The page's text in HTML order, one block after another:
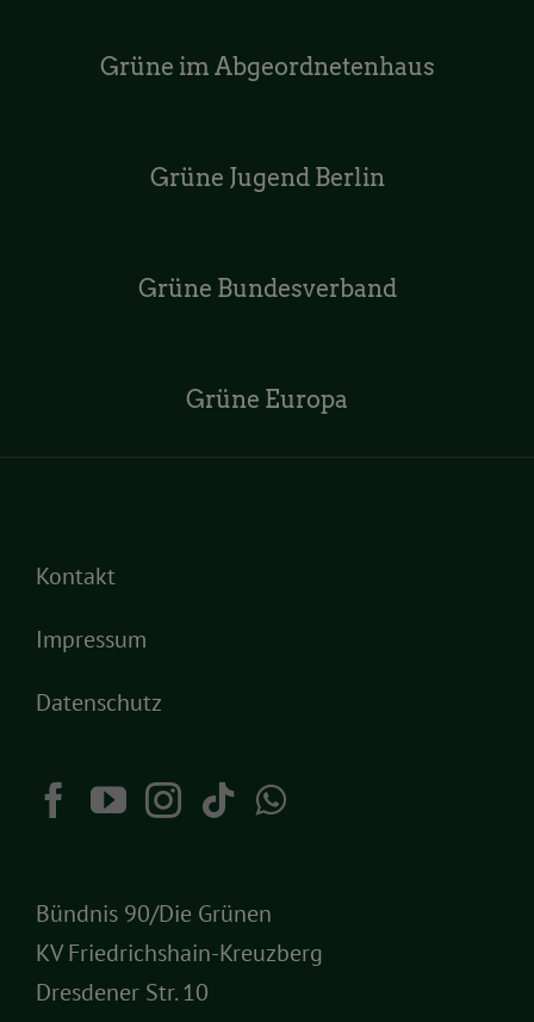
Grüne im Abgeordnetenhaus
Grüne Jugend Berlin
Grüne Bundesverband
Grüne Europa
Kontakt
Impressum
Datenschutz
Bündnis 90/Die Grünen
KV Friedrichshain-Kreuzberg
Dresdener Str. 10